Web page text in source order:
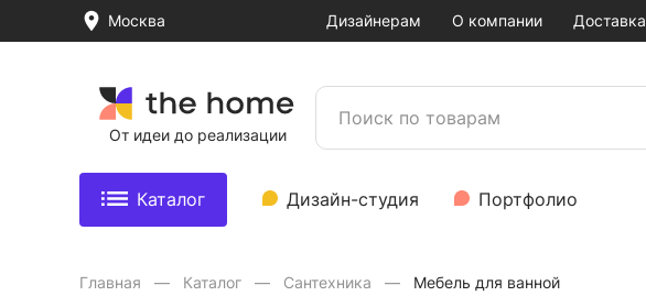
Москва Дизайнерам О компании Доставка
От идеи до реализации
Каталог Дизайн-студия Портфолио
Главная Каталог Сантехника Мебель для ванной